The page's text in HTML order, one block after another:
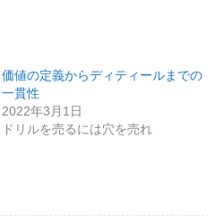
価値の定義からディティールまでの
一貫性
2022年3月1日
ドリルを売るには穴を売れ